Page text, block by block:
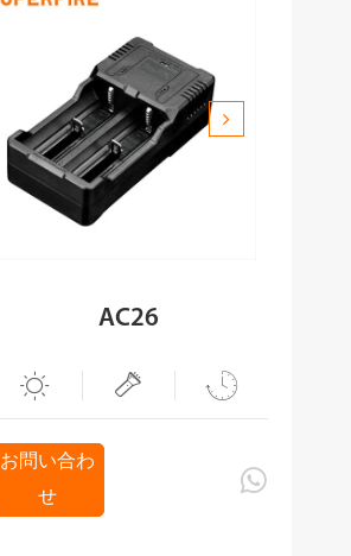
AC26
  
お問い合わ
せ
